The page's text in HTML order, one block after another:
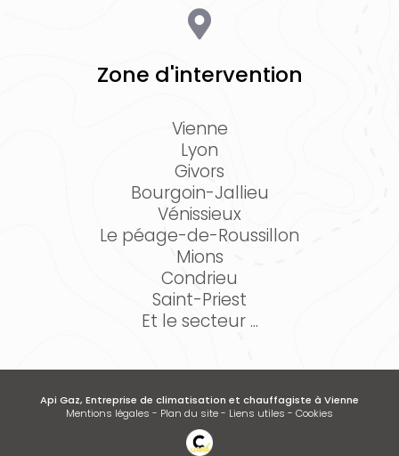
Zone d'intervention
Vienne
Lyon
Givors
Bourgoin-Jallieu
Vénissieux
Le péage-de-Roussillon
Mions
Condrieu
Saint-Priest
Et le secteur ...
Api Gaz, Entreprise de climatisation et chauffagiste à Vienne
Mentions légales - Plan du site- Liens utiles - Cookies